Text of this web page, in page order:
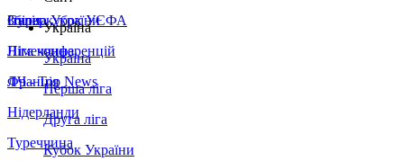
Збірна України
Італія
Німеччина
Франція
Нідерланди
Туреччина
Суперкубок УЄФА
Ліга конференцій
ЛЧ - Top News
Україна
Україна
Перша ліга
Друга ліга
Кубок України